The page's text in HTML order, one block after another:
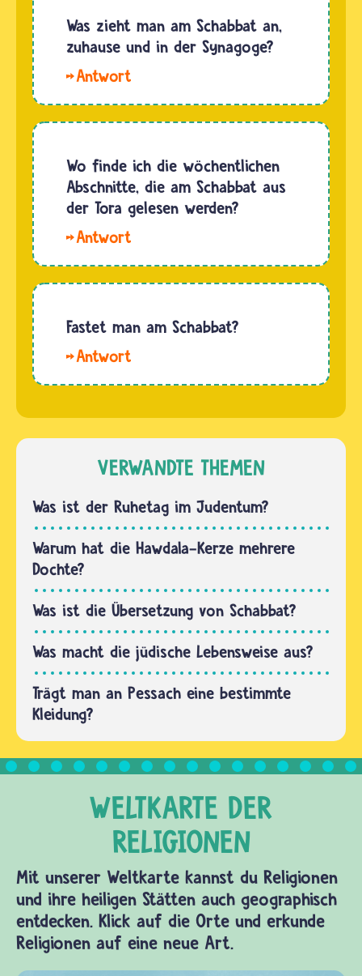
Was zieht man am Schabbat an,
zuhause und in der Synagoge?
Greta.
Schabbat
gibt es
keine
vorgeschriebene
Kleidung.
Zuhause
und in
Synagoge
tragen
Wo finde ich die wöchentlichen
Abschnitte, die am Schabbat aus
der Tora gelesen werden?
Internet
verschiedene
die
Kalender
der Tora-
Fastet man am Schabbat?
Schabbat
wird
nicht
Ganz im
Gegenteil
gibt es
sogar ein
Gebot,
an
Schabbat
drei…
VERWANDTE THEMEN
Was ist der Ruhetag im Judentum?
Warum hat die Hawdala-Kerze mehrere
Dochte?
Was ist die Übersetzung von Schabbat?
Was macht die jüdische Lebensweise aus?
Trägt man an Pessach eine bestimmte
Kleidung?
Mit unserer Weltkarte kannst du Religionen
und ihre heiligen Stätten auch geographisch
entdecken. Klick auf die Orte und erkunde
Religionen auf eine neue Art.